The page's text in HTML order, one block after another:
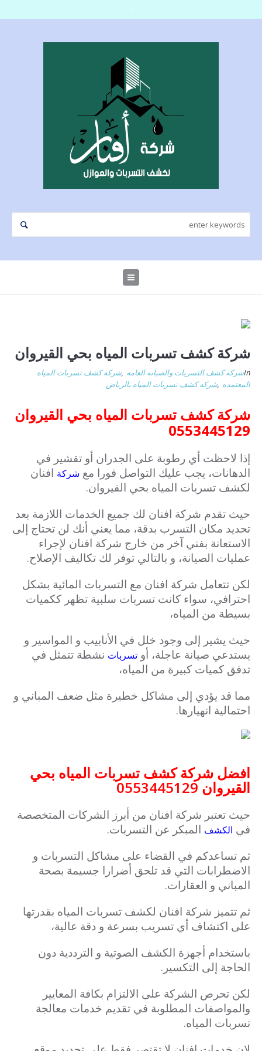
شركة كشف تسربات المياه بحي القيروان
Inشركه كشف التسربات والصيانه العامه ,شركه كشف تسربات المياه
المعتمده ,شركه كشف تسربات المياه بالرياض
شركة كشف تسربات المياه بحي القيروان
0553445129
إذا لاحظت أي رطوبة على الجدران أو تقشير في
الدهانات، يجب عليك التواصل فورا مع شركة افنان
لكشف تسربات المياه بحي القيروان.
حيث تقدم شركة افنان لك جميع الخدمات اللازمة بعد
تحديد مكان التسرب بدقة، مما يعني أنك لن تحتاج إلى
الاستعانة بفني آخر من خارج شركة افنان لإجراء
عمليات الصيانة، و بالتالي توفر لك تكاليف الإصلاح.
لكن تتعامل شركة افنان مع التسربات المائية بشكل
احترافي، سواء كانت تسربات سلبية تظهر ككميات
بسيطة من المياه،
حيث يشير إلى وجود خلل في الأنابيب و المواسير و
يستدعي صيانة عاجلة، أو تسربات نشطة تتمثل في
تدفق كميات كبيرة من المياه،
مما قد يؤدي إلى مشاكل خطيرة مثل ضعف المباني و
احتمالية انهيارها.
افضل شركة كشف تسربات المياه بحي
القيروان 0553445129
حيث تعتبر شركة افنان من أبرز الشركات المتخصصة
في الكشف المبكر عن التسربات.
ثم تساعدكم في القضاء على مشاكل التسربات و
الاضطرابات التي قد تلحق أضرارا جسيمة بصحة
المباني و العقارات.
ثم تتميز شركة افنان لكشف تسربات المياه بقدرتها
على اكتشاف أي تسريب بسرعة و دقة عالية،
باستخدام أجهزة الكشف الصوتية و الترددية دون
الحاجة إلى التكسير.
لكن تحرص الشركة على الالتزام بكافة المعايير
والمواصفات المطلوبة في تقديم خدمات معالجة
تسربات المياه.